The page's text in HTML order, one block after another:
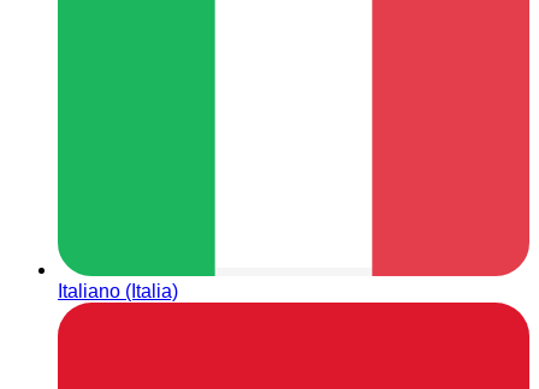
Italiano (Italia)